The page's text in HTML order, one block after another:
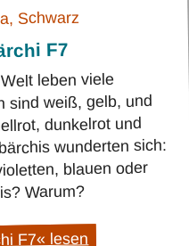
F7
leben viele
sind weiß, gelb, und
dunkelrot und
wunderten sich:
blauen oder
Warum?
F7« lesen